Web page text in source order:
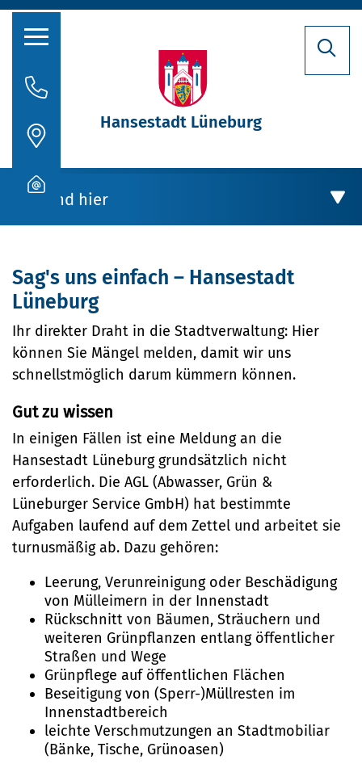
Aktuelles
Stadtporträt
Politik
Verwaltung
Stellenausschreibungen
Bürgeramt
Rückrufformular
Sag's uns einfach
Klimaschutz und Umwelt
Klimaschutz
Klimaanpassung
Grünes Lüneburg
Umwelt
Nachhaltigkeit
Bauen und Mobilität
Stadtentwicklung
Straßen- und
Brückenbau
Denkmalschutz
Mobilität
Sanierungsgebiete
Wohnen
Kultur und Freizeit
Kulturhäuser und
Bibliotheken
Kulturreferat
Sport
Stadtarchiv
Tourismus
Veranstaltungskalender
(Metropolregion HH)
Gesellschaft, Soziales und
Bildung
Bildung
Soziales
Familie und Betreuung
Stadtteilarbeit
Bürger:innenbeteiligung
Ehrenamt
Ordnungsamt
Schiedsamt
Ortsrecht
Straßenreinigung und
Winterdienst
Telefon:
04131 - 309-0
E-Mail:
Hansestadt Lüneburg
Sie sind hier
Bürgerservice
Sag's uns einfach
Sag's uns einfach – Hansestadt
Lüneburg
Ihr direkter Draht in die Stadtverwaltung: Hier
können Sie Mängel melden, damit wir uns
schnellstmöglich darum kümmern können.
Gut zu wissen
In einigen Fällen ist eine Meldung an die
Hansestadt Lüneburg grundsätzlich nicht
erforderlich. Die AGL (Abwasser, Grün &
Lüneburger Service GmbH) hat bestimmte
Aufgaben laufend auf dem Zettel und arbeitet sie
turnusmäßig ab. Dazu gehören:
Leerung, Verunreinigung oder Beschädigung
von Mülleimern in der Innenstadt
Rückschnitt von Bäumen, Sträuchern und
weiteren Grünpflanzen entlang öffentlicher
Straßen und Wege
Grünpflege auf öffentlichen Flächen
Beseitigung von (Sperr-)Müllresten im
Innenstadtbereich
leichte Verschmutzungen an Stadtmobiliar
(Bänke, Tische, Grünoasen)